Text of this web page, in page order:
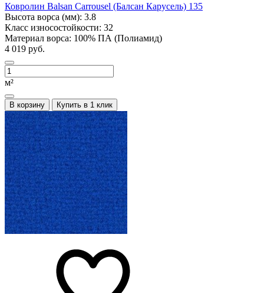
Ковролин Balsan Carrousel (Балсан Карусель) 135
Высота ворса (мм): 3.8
Класс износостойкости: 32
Материал ворса: 100% ПА (Полиамид)
4 019 руб.
м²
В корзину Купить в 1 клик